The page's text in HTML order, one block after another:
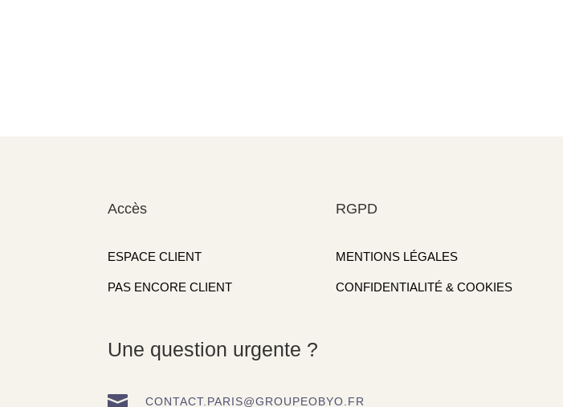
Accès
ESPACE CLIENT
PAS ENCORE CLIENT
RGPD
MENTIONS LÉGALES
CONFIDENTIALITÉ & COOKIES
Une question urgente ?
 CONTACT.PARIS@GROUPEOBYO.FR